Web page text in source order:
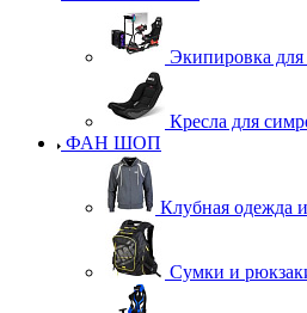
Экипировка для
Кресла для
ФАН ШОП
Клубная одежда
Сумки и